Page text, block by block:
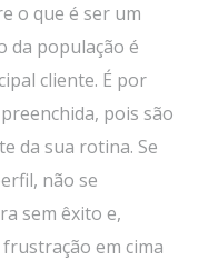
o que é ser um
da população é
cliente. É por
pois são
da sua rotina. Se
não se
sem êxito e,
em cima